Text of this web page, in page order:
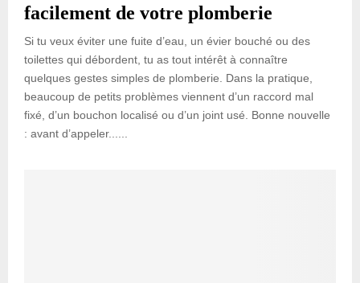
facilement de votre plomberie
Si tu veux éviter une fuite d’eau, un évier bouché ou des
toilettes qui débordent, tu as tout intérêt à connaître
quelques gestes simples de plomberie. Dans la pratique,
beaucoup de petits problèmes viennent d’un raccord mal
fixé, d’un bouchon localisé ou d’un joint usé. Bonne nouvelle
: avant d’appeler......